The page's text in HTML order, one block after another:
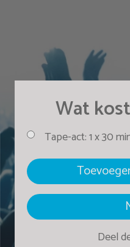
Wat
Tape-act:1 x 30
Deel